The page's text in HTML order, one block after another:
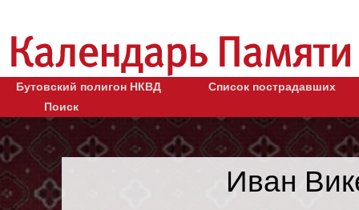
Бутовский полигон НКВД
Список пострадавших
Поиск
Иван